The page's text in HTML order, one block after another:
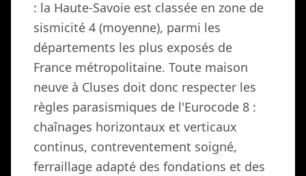
: la Haute-Savoie est classée en zone de
sismicité 4 (moyenne), parmi les
départements les plus exposés de
France métropolitaine. Toute maison
neuve à Cluses doit donc respecter les
règles parasismiques de l'Eurocode 8 :
chaînages horizontaux et verticaux
continus, contreventement soigné,
ferraillage adapté des fondations et des